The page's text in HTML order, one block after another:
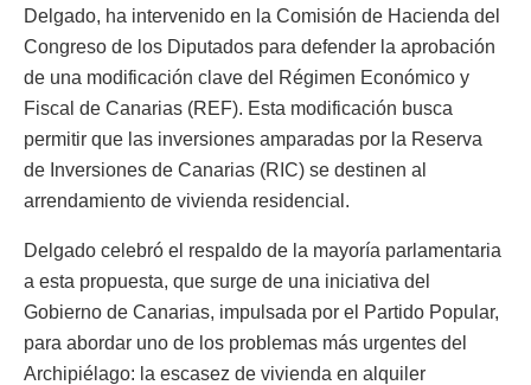
Delgado, ha intervenido en la Comisión de Hacienda del
Congreso de los Diputados para defender la aprobación
de una modificación clave del Régimen Económico y
Fiscal de Canarias (REF). Esta modificación busca
permitir que las inversiones amparadas por la Reserva
de Inversiones de Canarias (RIC) se destinen al
arrendamiento de vivienda residencial.
Delgado celebró el respaldo de la mayoría parlamentaria
a esta propuesta, que surge de una iniciativa del
Gobierno de Canarias, impulsada por el Partido Popular,
para abordar uno de los problemas más urgentes del
Archipiélago: la escasez de vivienda en alquiler